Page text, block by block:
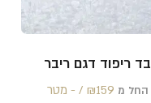
בד ריפוד דגם ריבר
החל מ ₪159 /‏‏‎ ‎- מטר